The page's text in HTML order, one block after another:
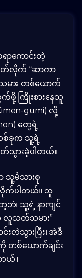
ာကောင်းတဲ့
ာတ်လိုက် “ဆာကာ
သမား တစ်ယောက်
ဖို့ ကြိုးစားနေသူ
gumi) လို့
တွေရဲ့
စ်ခုက သူ့ရဲ့
သွားခဲ့ပါတယ်။
သူ့မိသားစု
လိုက်ပါတယ်။ သူ
၊ သူ့ရဲ့ နာကျင်
လူသတ်သမား”
းလဲသွားပြီး၊ အဲဒီ
တစ်ယောက်ချင်း
ယ်။